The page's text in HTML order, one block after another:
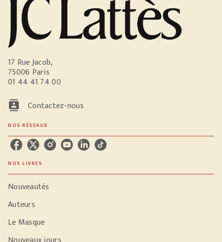
17 Rue Jacob,
75006 Paris
01 44 41 74 00
contacts Contactez-nous
NOS RÉSEAUX
NOS LIVRES
Nouveautés
Auteurs
Le Masque